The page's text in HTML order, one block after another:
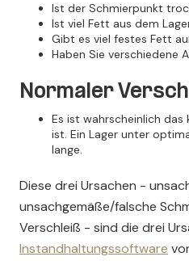
Ist der Schmierpunkt
Ist viel Fett aus dem
Gibt es viel festes Fett
Haben Sie verschiedene
Normaler
Es ist wahrscheinlich
ist. Ein Lager unter
lange.
Diese drei Ursachen -
unsachgemäße/falsche
Verschleiß - sind die drei
Instandhaltungssoftware